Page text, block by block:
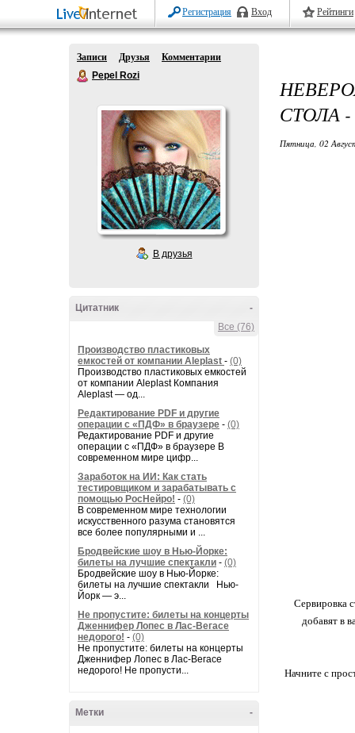
Регистрация Вход Рейтинги
Записи Друзья
Комментарии
Pepel Rozi
В друзья
-
Цитатник
Все (76)
Производство пластиковых
емкостей от компании Aleplast - (0)
Производство пластиковых емкостей
от компании Aleplast Компания
Aleplast — од...
Редактирование PDF и другие
операции с «ПДФ» в браузере - (0)
Редактирование PDF и другие
операции с «ПДФ» в браузере В
современном мире цифр...
Заработок на ИИ: Как стать
тестировщиком и зарабатывать с
помощью РосНейро! - (0)
В современном мире технологии
искусственного разума становятся
все более популярными и ...
Бродвейские шоу в Нью-Йорке:
билеты на лучшие спектакли - (0)
Бродвейские шоу в Нью-Йорке:
билеты на лучшие спектакли Нью-
Йорк — э...
Не пропустите: билеты на концерты
Дженнифер Лопес в Лас-Вегасе
недорого! - (0)
Не пропустите: билеты на концерты
Дженнифер Лопес в Лас-Вегасе
недорого! Не пропусти...
-
Метки
СТОЛА
Пятница, 02
Сервировка
добавят в
Начните с